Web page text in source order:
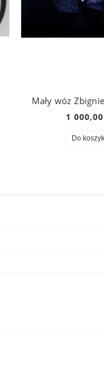
Mały wóz
1 000,00
Do